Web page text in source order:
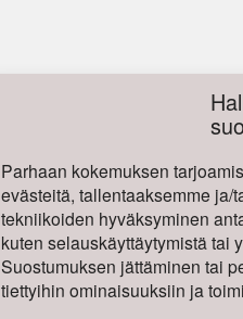
Parhaan kokemuksen
evästeitä, tallentaaksemme ja/
tekniikoiden hyväksyminen
kuten selauskäyttäytymistä tai
Suostumuksen jättäminen tai
tiettyihin ominaisuuksiin ja